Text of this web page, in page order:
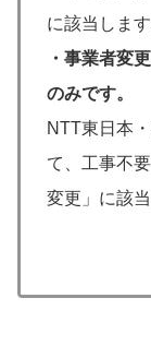
に該当します
・事業者変
のみです。
NTT東日本
て、工事不
変更」に該当